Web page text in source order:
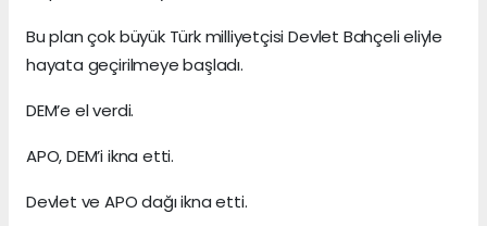
Bu plan çok büyük Türk milliyetçisi Devlet Bahçeli eliyle
hayata geçirilmeye başladı.
DEM’e el verdi.
APO, DEM’i ikna etti.
Devlet ve APO dağı ikna etti.